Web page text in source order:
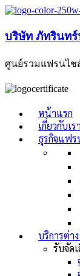
บริษัท ภัทรินท
ศูนย์รวมแฟรนไช
หน้าแรก
เกี่ยวกับเรา
ธุรกิจแฟร
บริการต่า
รับจัด